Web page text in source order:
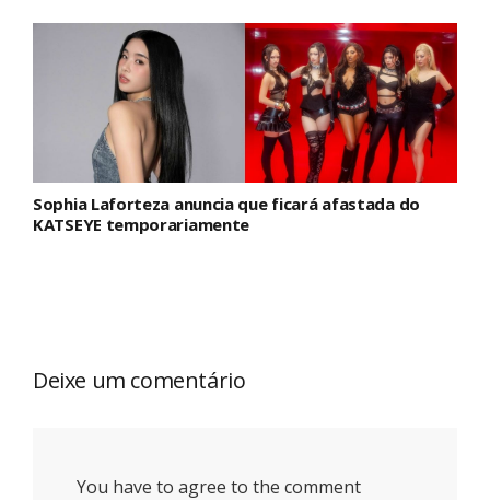
Sophia Laforteza anuncia que ficará afastada do
KATSEYE temporariamente
Deixe um comentário
You have to agree to the comment